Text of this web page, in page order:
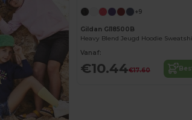
+9
Gildan GI18500B
Heavy Blend Jeugd Hoodie
Vanaf:
€10.44€17.60